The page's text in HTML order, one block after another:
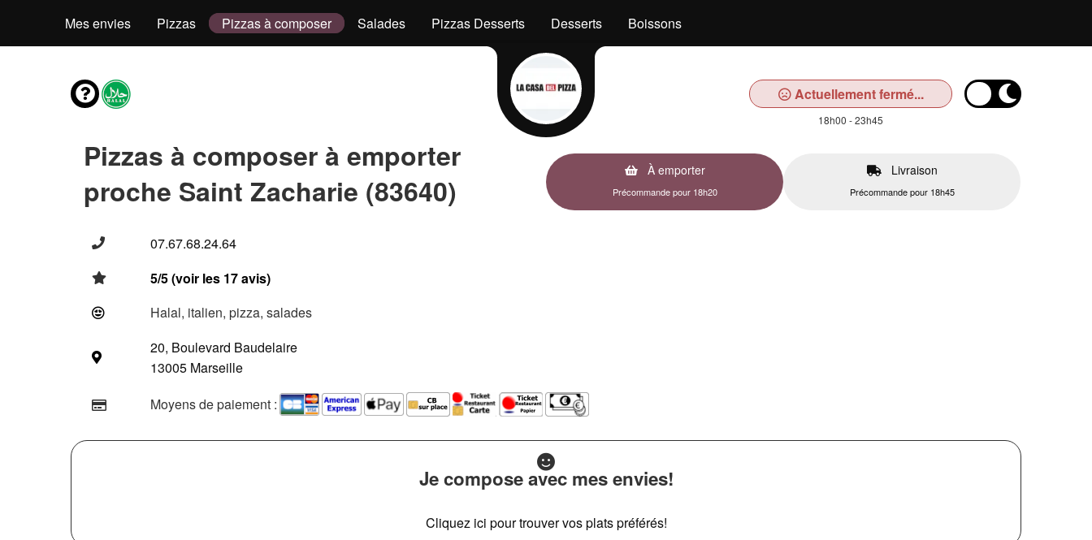
Mes envies Pizzas Pizzas à composer Salades Pizzas Desserts Desserts Boissons
Actuellement fermé...
18h00 - 23h45
Pizzas à composer à emporter
proche Saint Zacharie (83640)
À emporter
Précommande pour 18h20
Livraison
Précommande pour 18h45
07.67.68.24.64
5/5 (voir les 17 avis)
Halal, italien, pizza, salades
20, Boulevard Baudelaire
13005 Marseille
Moyens de paiement :
Je compose avec mes envies!
Cliquez ici pour trouver vos plats préférés!